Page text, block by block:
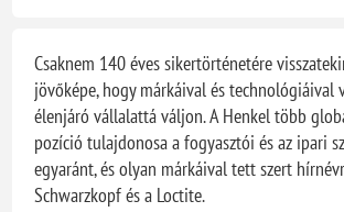
Csaknem 140 éves sikertörténetére
jövőképe, hogy márkáival és technológiáival
élenjáró vállalattá váljon. A Henkel több
pozíció tulajdonosa a fogyasztói és az ipari
egyaránt, és olyan márkáival tett szert
Schwarzkopf és a Loctite.